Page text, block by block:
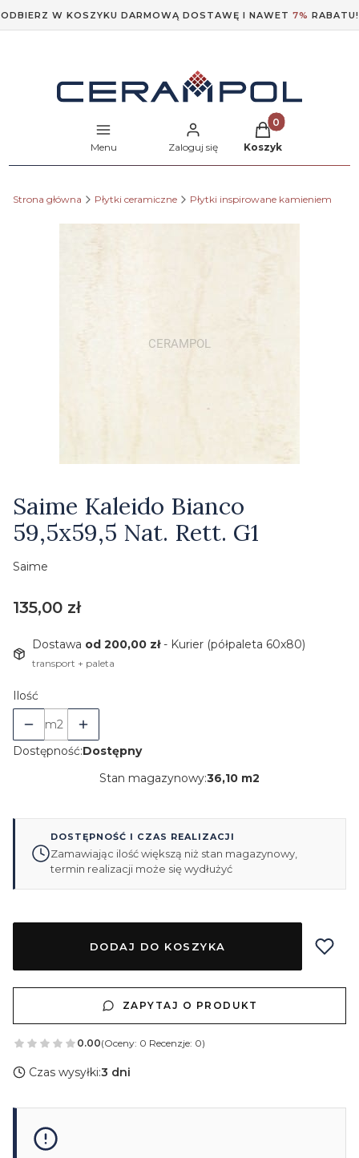
ODBIERZ W KOSZYKU DARMOWĄ DOSTAWĘ I NAWET 7% RABATU!
Menu Zaloguj się
Produkty w
Koszyk
Strona główna Płytki ceramiczne Płytki inspirowane kamieniem
Saime Kaleido Bianco
59,5x59,5 Nat. Rett. G1
Saime
Cena
135,00 zł
Dostawa od 200,00 zł- Kurier (półpaleta 60x80)
transport + paleta
Ilość
m2
Dostępność:Dostępny
Stan magazynowy:36,10 m2
DOSTĘPNOŚĆ I CZAS REALIZACJI
Zamawiając ilość większą niż stan magazynowy,
termin realizacji może się wydłużyć
DODAJ DO KOSZYKA
ZAPYTAJ O PRODUKT
0.00(Oceny: 0 Recenzje: 0)
Czas wysyłki:3 dni